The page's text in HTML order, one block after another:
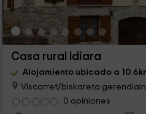
Casa rural Idiara
Alojamiento ubicado a
Viscarret/biskareta
0 opiniones